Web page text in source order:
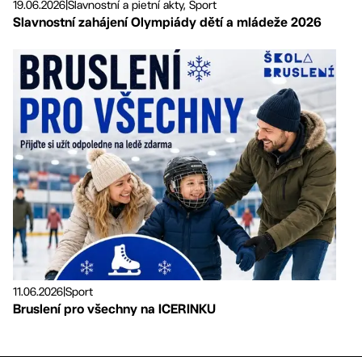
19.06.2026Slavnostní a pietní akty, Sport
Slavnostní zahájení Olympiády dětí a mládeže 2026
11.06.2026Sport
Bruslení pro všechny na ICERINKU